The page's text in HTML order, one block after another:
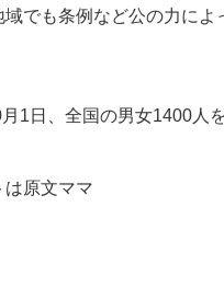
でも条例など公の力に
1日、全国の男女1400人
原文ママ